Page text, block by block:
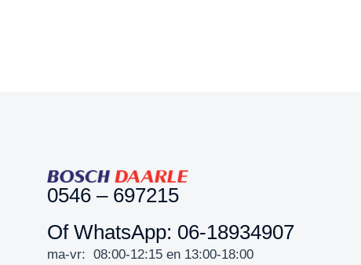
0546 – 697215
Of WhatsApp: 06-18934907
ma-vr: 08:00-12:15 en 13:00-18:00